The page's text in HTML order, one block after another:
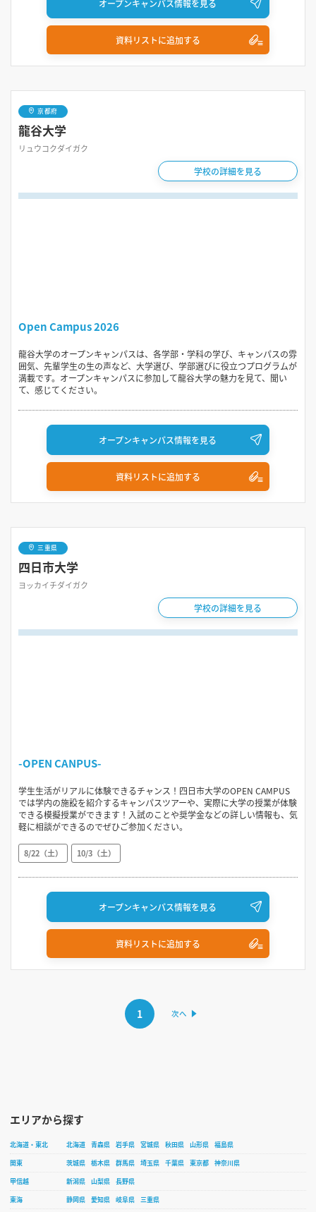
オープンキャンパス情報を見る
資料リストに追加する
京都府
龍谷大学
リュウコクダイガク
学校の詳細を見る
Open Campus 2026
龍谷大学のオープンキャンパスは、各学部・学科の学び、キャンパスの雰
囲気、先輩学生の生の声など、大学選び、学部選びに役立つプログラムが
満載です。オープンキャンパスに参加して龍谷大学の魅力を見て、聞い
て、感じてください。
オープンキャンパス情報を見る
資料リストに追加する
三重県
四日市大学
ヨッカイチダイガク
学校の詳細を見る
-OPEN CANPUS-
学生生活がリアルに体験できるチャンス！四日市大学のOPEN CAMPUS
では学内の施設を紹介するキャンパスツアーや、実際に大学の授業が体験
できる模擬授業ができます！入試のことや奨学金などの詳しい情報も、気
軽に相談ができるのでぜひご参加ください。
8/22（土） 10/3（土）
オープンキャンパス情報を見る
資料リストに追加する
1
エリアから探す
北海道・東北 北海道 青森県 岩手県 宮城県 秋田県 山形県
福島県
関東
茨城県 栃木県 群馬県 埼玉県 千葉県 東京都
神奈川県
甲信越
新潟県 山梨県
長野県
東海
静岡県 愛知県 岐阜県
三重県